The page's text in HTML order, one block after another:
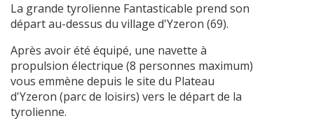
La grande tyrolienne Fantasticable prend son
départ au-dessus du village d'Yzeron (69).
Après avoir été équipé, une navette à
propulsion électrique (8 personnes maximum)
vous emmène depuis le site du Plateau
d'Yzeron (parc de loisirs) vers le départ de la
tyrolienne.